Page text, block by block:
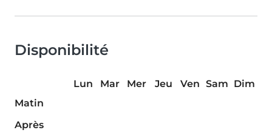
Disponibilité
Lun Mar Mer Jeu Ven Sam Dim
Matin
Après